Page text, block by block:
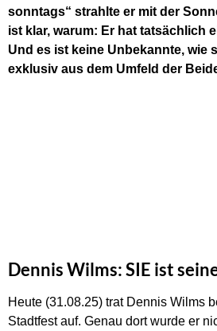
sonntags“ strahlte er mit der
ist klar, warum: Er hat tatsächlich
Und es ist keine Unbekannte, wie
exklusiv aus dem Umfeld der
Dennis Wilms: SIE ist
Heute (31.08.25) trat Dennis Wilms
Stadtfest auf. Genau dort wurde er